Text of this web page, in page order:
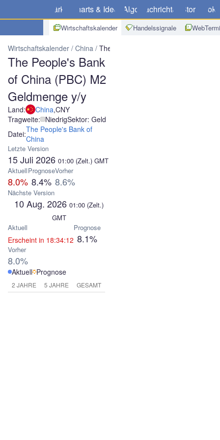
Märkte Charts & Ideen Algo Nachrichten Store
Wirtschaftskalender Handelssignale
Wirtschaftskalender China The People's Bank of China (PBC)
The People's Bank
of China (PBC) M2
Geldmenge y/y
Land: China,CNY
Tragweite: NiedrigSektor: Geld
Datei:The People's Bank of
China
Letzte Version
15 Juli 2026 01:00 (Zelt.) GMT
Aktuell
8.0%
Prognose
8.4%
Vorher
8.6%
Nächste Version
10 Aug. 2026 01:00 (Zelt.)
GMT
Aktuell
Erscheint in 18:34:12
Prognose
8.1%
Vorher
8.0%
Aktuell Prognose
2 JAHRE 5 JAHRE GESAMT